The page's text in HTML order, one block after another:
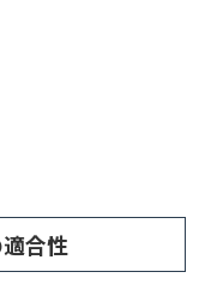
合性